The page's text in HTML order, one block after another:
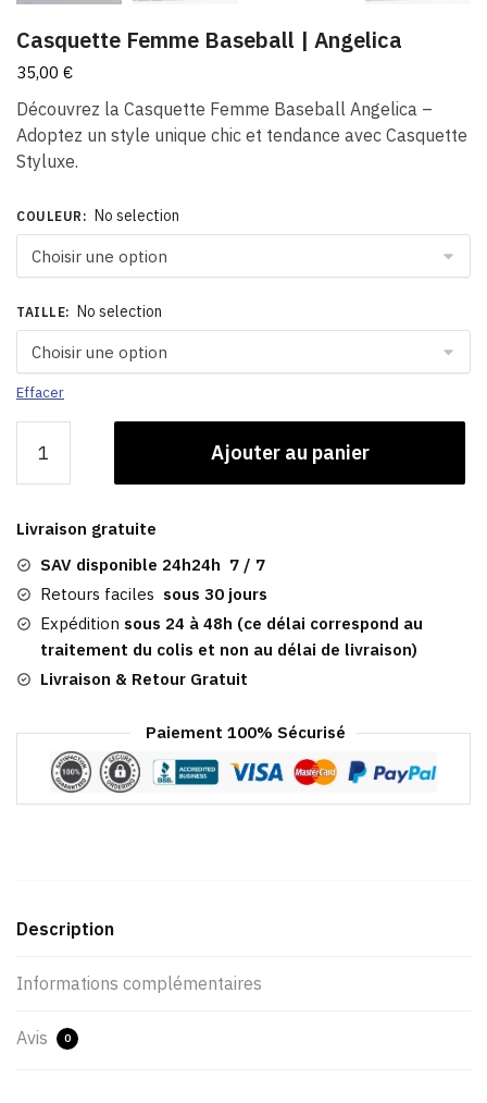
Casquette Femme Baseball | Angelica
35,00 €
Découvrez la Casquette Femme Baseball Angelica –
Adoptez un style unique chic et tendance avec Casquette
Styluxe.
COULEUR : No selection
TAILLE: No selection
Effacer
Casquette
Baseball
|
Angelica
Ajouter au panier
Livraison gratuite
SAV disponible 24h24h 7 / 7
Retours faciles sous 30 jours
Expédition sous 24 à 48h (ce délai correspond au
traitement du colis et non au délai de livraison)
Livraison & Retour Gratuit
Paiement 100% Sécurisé
Description
Informations complémentaires
Avis 0